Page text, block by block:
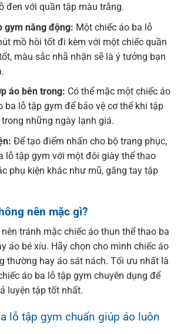
đen với quần tập màu trắng.
gym năng động: Một chiếc áo ba lỗ
mồ hôi tốt đi kèm với một chiếc quần
màu sắc nhã nhặn sẽ là ý tưởng bạn
áo bên trong: Có thể mặc một chiếc áo
ba lỗ tập gym để bảo vệ cơ thể khi tập
những ngày lạnh giá.
Để tạo điểm nhấn cho bộ trang phục,
lỗ tập gym với một đôi giày thể thao
phụ kiện khác như mũ, găng tay tập
nên mặc gì?
tránh mặc chiếc áo thun thể thao ba
áo bé xíu. Hãy chọn cho mình chiếc áo
thường hay áo sát nách. Tối ưu nhất là
áo ba lỗ tập gym chuyên dụng để
luyện tập tốt nhất.
lỗ tập gym chuẩn giúp áo luôn